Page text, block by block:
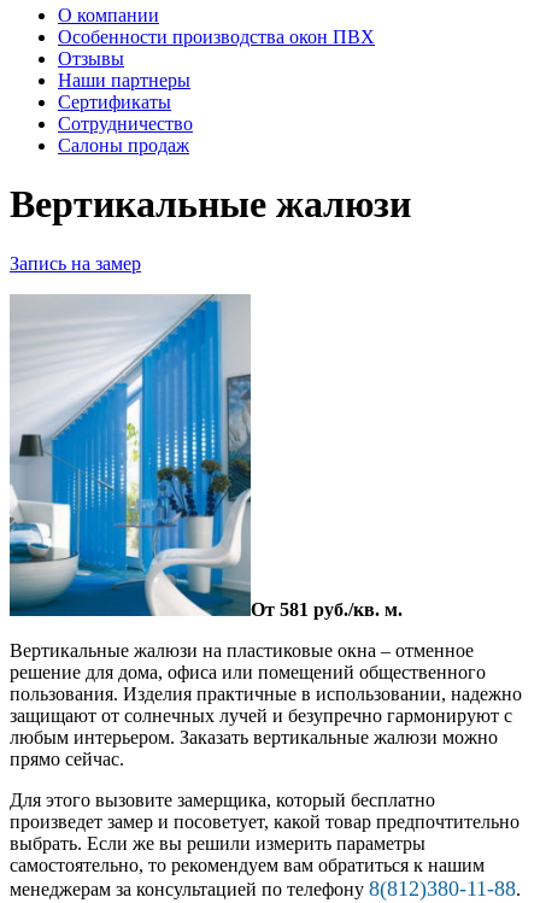
О компании
Особенности производства окон ПВХ
Отзывы
Наши партнеры
Сертификаты
Сотрудничество
Салоны продаж
Вертикальные жалюзи
Запись на замер
От 581 руб./кв. м.
Вертикальные жалюзи на пластиковые окна – отменное
решение для дома, офиса или помещений общественного
пользования. Изделия практичные в использовании, надежно
защищают от солнечных лучей и безупречно гармонируют с
любым интерьером. Заказать вертикальные жалюзи можно
прямо сейчас.
Для этого вызовите замерщика, который бесплатно
произведет замер и посоветует, какой товар предпочтительно
выбрать. Если же вы решили измерить параметры
самостоятельно, то рекомендуем вам обратиться к нашим
менеджерам за консультацией по телефону 8(812)380-11-88.